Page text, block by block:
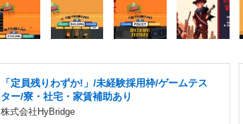
「定員残りわずか!」/未経験採用枠/ゲームテス
ター/寮・社宅・家賃補助あり
株式会社HyBridge